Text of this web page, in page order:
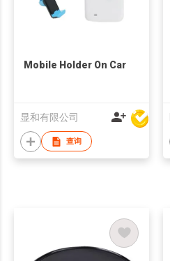
Mobile Holder On Car
显和有限公司
查询